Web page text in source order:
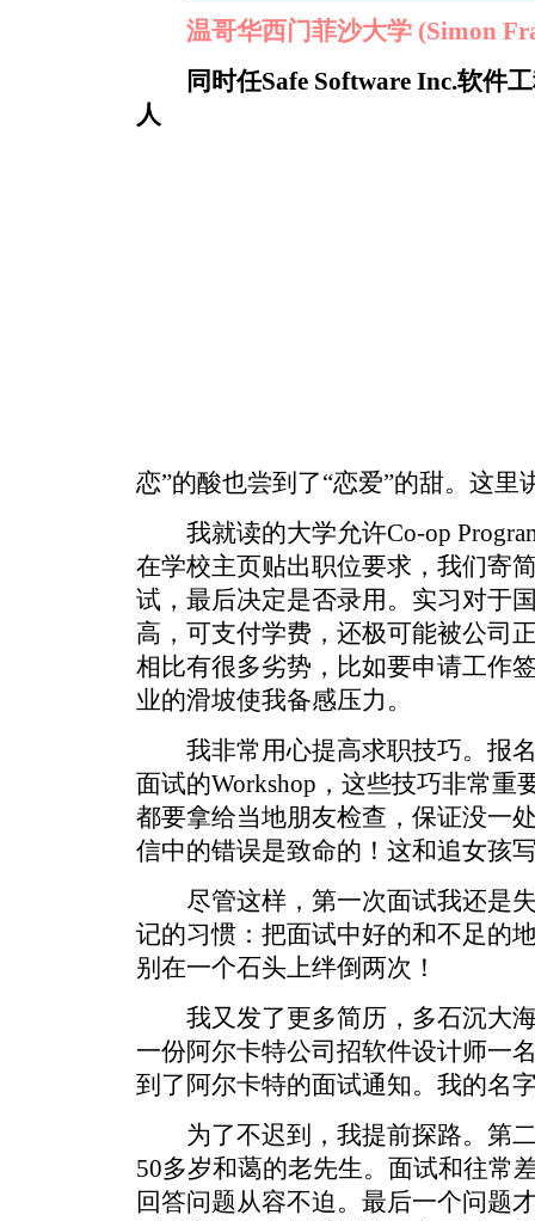
温哥华西门菲沙大学 (Simon
同时任Safe Software Inc.软件
人
恋”的酸也尝到了“恋爱”的甜。这里
我就读的大学允许Co-op
在学校主页贴出职位要求，我们寄
试，最后决定是否录用。实习对于
高，可支付学费，还极可能被公司
相比有很多劣势，比如要申请工作
业的滑坡使我备感压力。
我非常用心提高求职技巧。报名
面试的Workshop，这些技巧非常重
都要拿给当地朋友检查，保证没一
信中的错误是致命的！这和追女孩
尽管这样，第一次面试我还是失
记的习惯：把面试中好的和不足的
别在一个石头上绊倒两次！
我又发了更多简历，多石沉大海
一份阿尔卡特公司招软件设计师一
到了阿尔卡特的面试通知。我的名
为了不迟到，我提前探路。第二
50多岁和蔼的老先生。面试和往常
回答问题从容不迫。最后一个问题